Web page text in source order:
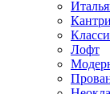
Кантри
Лофт